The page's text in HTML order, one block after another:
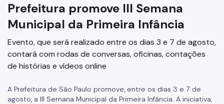
Prefeitura promove III Semana
Municipal da Primeira Infância
Evento, que será realizado entre os dias 3 e 7 de agosto,
contará com rodas de conversas, oficinas, contações
de histórias e vídeos online
A Prefeitura de São Paulo promove, entre os dias 3 e 7 de
agosto, a III Semana Municipal da Primeira Infância. A iniciativa,